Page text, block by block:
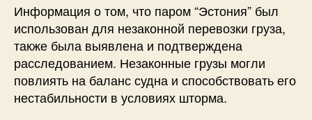
Информация о том, что паром “Эстония” был
использован для незаконной перевозки груза,
также была выявлена и подтверждена
расследованием. Незаконные грузы могли
повлиять на баланс судна и способствовать его
нестабильности в условиях шторма.